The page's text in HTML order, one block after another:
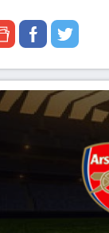
twitter
facebook
google